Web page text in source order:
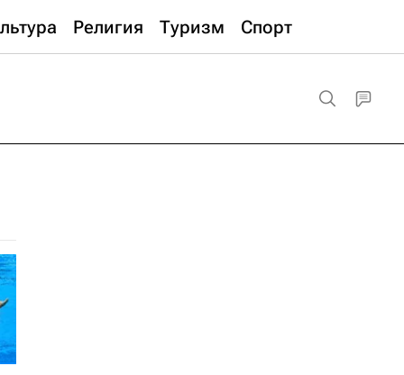
Религия Туризм Спорт